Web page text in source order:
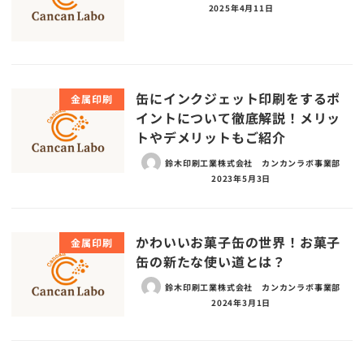
2025年4月11日
金属印刷
缶にインクジェット印刷をするポ
イントについて徹底解説！メリッ
トやデメリットもご紹介
鈴木印刷工業株式会社 カンカンラボ事業部
2023年5月3日
金属印刷
かわいいお菓子缶の世界！お菓子
缶の新たな使い道とは？
鈴木印刷工業株式会社 カンカンラボ事業部
2024年3月1日